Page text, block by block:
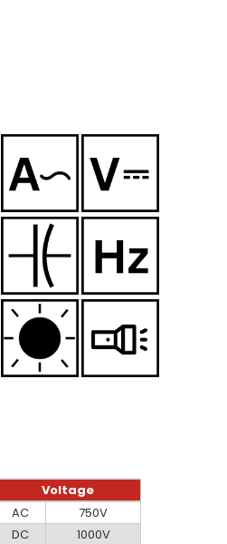
Voltage
Voltage
AC
750V
DC
1000V